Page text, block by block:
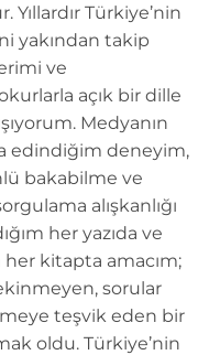
Türkiye’nin
yakından takip
ve
okurlarla açık bir dille
Medyanın
edindiğim deneyim,
bakabilme ve
alışkanlığı
her yazıda ve
her kitapta amacım;
sorular
teşvik eden bir
oldu. Türkiye’nin